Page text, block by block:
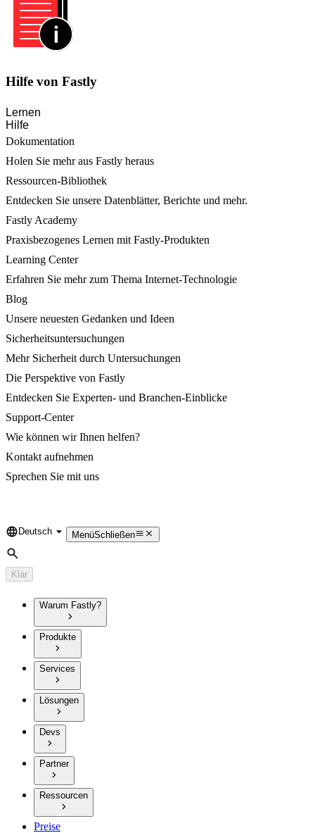
Hilfe von Fastly
Lernen
Hilfe
Dokumentation
Holen Sie mehr aus Fastly heraus
Ressourcen-Bibliothek
Entdecken Sie unsere Datenblätter, Berichte und mehr.
Fastly Academy
Praxisbezogenes Lernen mit Fastly-Produkten
Learning Center
Erfahren Sie mehr zum Thema Internet-Technologie
Blog
Unsere neuesten Gedanken und Ideen
Sicherheitsuntersuchungen
Mehr Sicherheit durch Untersuchungen
Die Perspektive von Fastly
Entdecken Sie Experten- und Branchen-Einblicke
Support-Center
Wie können wir Ihnen helfen?
Kontakt aufnehmen
Sprechen Sie mit uns
Language
Deutsch MenüSchließen
Suche
Klar
Warum Fastly?
Produkte
Services
Lösungen
Devs
Partner
Ressourcen
Preise